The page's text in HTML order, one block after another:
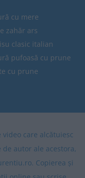
cu mere
zahăr ars
clasic italian
pufoasă cu prune
cu prune
care alcătuiesc
autor ale acestora,
Copierea și